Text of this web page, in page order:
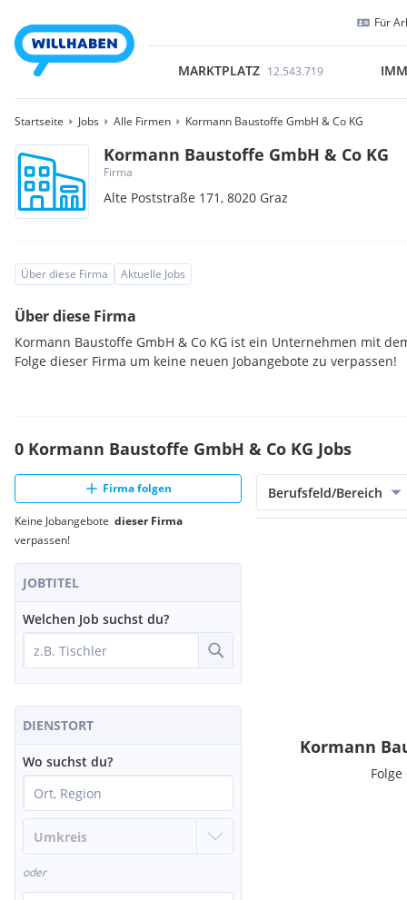
Für
MARKTPLATZ 12.543.719
Startseite Jobs Alle Firmen Kormann Baustoffe GmbH & Co KG
Kormann Baustoffe GmbH & Co KG
Firma
Alte Poststraße 171,8020 Graz
Über diese Firma Aktuelle Jobs
Über diese Firma
Kormann Baustoffe GmbH & Co KG ist ein Unternehmen mit
Folge dieser Firma um keine neuen Jobangebote zu verpassen!
0 Kormann Baustoffe GmbH & Co KG Jobs
Firma folgen
Keine Jobangebote dieser Firma
verpassen!
JOBTITEL
Welchen Job suchst du?
DIENSTORT
Wo suchst du?
oder
Berufsfeld/Bereich
Kormann